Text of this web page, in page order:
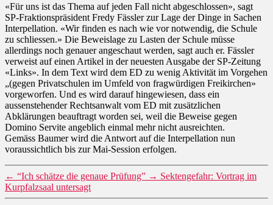
«Für uns ist das Thema auf jeden Fall nicht abgeschlossen», sagt
SP-Fraktionspräsident Fredy Fässler zur Lage der Dinge in Sachen
Interpellation. «Wir finden es nach wie vor notwendig, die Schule
zu schliessen.» Die Beweislage zu Lasten der Schule müsse
allerdings noch genauer angeschaut werden, sagt auch er. Fässler
verweist auf einen Artikel in der neuesten Ausgabe der SP-Zeitung
«Links». In dem Text wird dem ED zu wenig Aktivität im Vorgehen
„(gegen Privatschulen im Umfeld von fragwürdigen Freikirchen»
vorgeworfen. Und es wird darauf hingewiesen, dass ein
aussenstehender Rechtsanwalt vom ED mit zusätzlichen
Abklärungen beauftragt worden sei, weil die Beweise gegen
Domino Servite angeblich einmal mehr nicht ausreichten.
Gemäss Baumer wird die Antwort auf die Interpellation nun
voraussichtlich bis zur Mai-Session erfolgen.
← “Ich schätze die genaue Prüfung” → Sektengefahr: Vortrag im
Kurpfalzsaal untersagt